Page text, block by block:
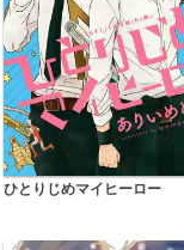
ひとりじめマイヒーロー